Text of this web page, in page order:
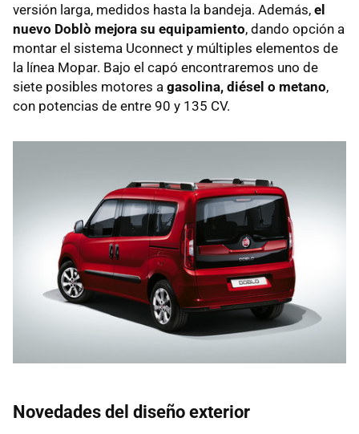
versión larga, medidos hasta la bandeja. Además, el
nuevo Doblò mejora su equipamiento, dando opción a
montar el sistema Uconnect y múltiples elementos de
la línea Mopar. Bajo el capó encontraremos uno de
siete posibles motores a gasolina, diésel o metano,
con potencias de entre 90 y 135 CV.
Novedades del diseño exterior